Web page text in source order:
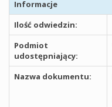
Informacje
Ilość odwiedzin:
Podmiot
udostępniający:
Nazwa dokumentu: